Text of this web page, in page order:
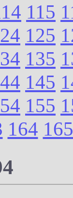
115
125
135
145
155
164 165